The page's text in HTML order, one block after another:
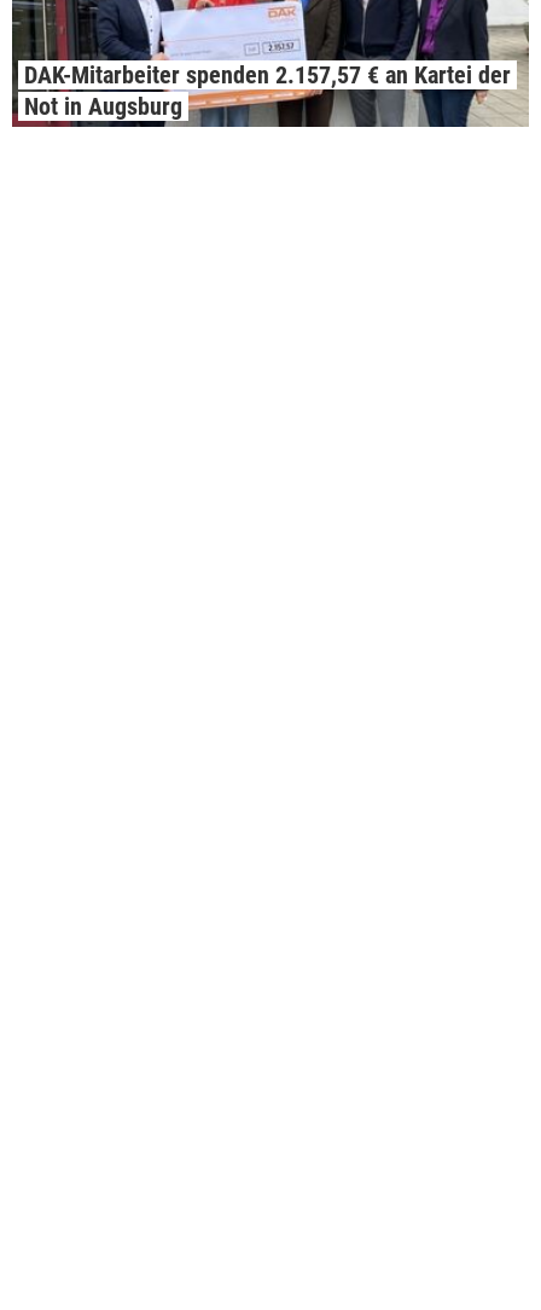
DAK-Mitarbeiter spenden 2.157,57 € an Kartei der
Not in Augsburg